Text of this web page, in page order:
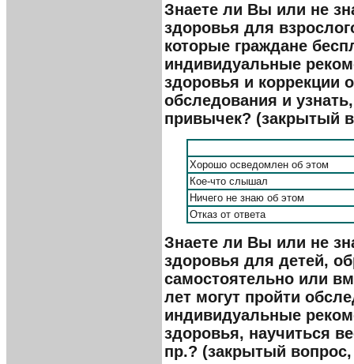
Знаете ли Вы или не
здоровья для
которые граждане
индивидуальные
здоровья и коррекции
обследования и
привычек? (закрытый
Хорошо осведомлен об этом
Кое-что слышал
Ничего не знаю об этом
Отказ от ответа
Знаете ли Вы или не
здоровья для детей,
самостоятельно или
лет могут пройти
индивидуальные
здоровья, научиться
пр.? (закрытый вопрос,